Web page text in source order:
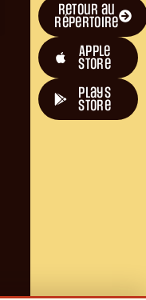
Retour au
répertoire
Apple
Store
plays
store